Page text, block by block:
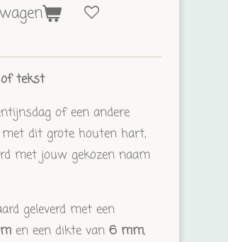
tekst
of een andere
met dit grote houten hart,
met jouw gekozen naam
geleverd met een
en een dikte van 6 mm,